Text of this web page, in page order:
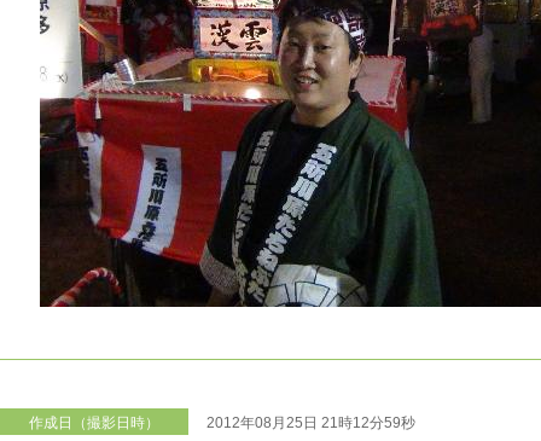
作成日（撮影日時） 2012年08月25日 21時12分59秒